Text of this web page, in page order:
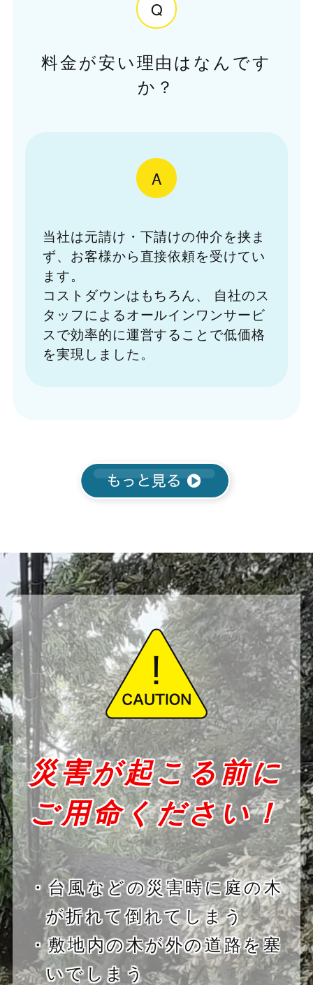
Q
料金が安い理由はなんです
か？
A
当社は元請け・下請けの仲介を挟ま
ず、お客様から直接依頼を受けてい
ます。
コストダウンはもちろん、
自社のス
タッフによるオールインワンサービ
スで効率的に運営することで低価格
を実現しました。
災害が起こる前に
ご用命ください！
・台風などの災害時に庭の木
が折れて倒れてしまう
・敷地内の木が外の道路を塞
いでしまう